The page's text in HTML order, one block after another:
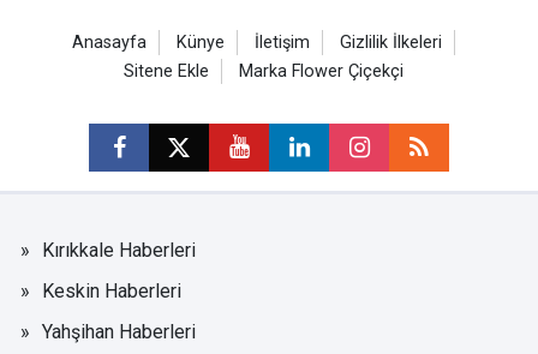
Anasayfa Künye İletişim
Gizlilik İlkeleri
Sitene Ekle
Marka Flower Çiçekçi
Kırıkkale Haberleri
Keskin Haberleri
Yahşihan Haberleri